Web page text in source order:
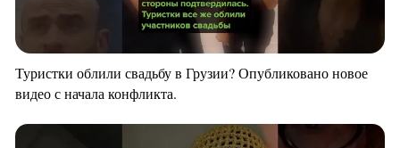
Туристки облили свадьбу в Грузии? Опубликовано новое
видео с начала конфликта.